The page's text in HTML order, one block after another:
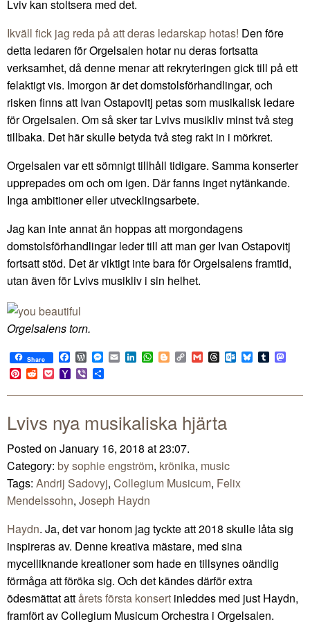
Lviv kan stoltsera med det.
Ikväll fick jag reda på att deras ledarskap hotas! Den före
detta ledaren för Orgelsalen hotar nu deras fortsatta
verksamhet, då denne menar att rekryteringen gick till på ett
felaktigt vis. Imorgon är det domstolsförhandlingar, och
risken finns att Ivan Ostapovitj petas som musikalisk ledare
för Orgelsalen. Om så sker tar Lvivs musikliv minst två steg
tillbaka. Det här skulle betyda två steg rakt in i mörkret.
Orgelsalen var ett sömnigt tillhåll tidigare. Samma konserter
upprepades om och om igen. Där fanns inget nytänkande.
Inga ambitioner eller utvecklingsarbete.
Jag kan inte annat än hoppas att morgondagens
domstolsförhandlingar leder till att man ger Ivan Ostapovitj
fortsatt stöd. Det är viktigt inte bara för Orgelsalens framtid,
utan även för Lvivs musikliv i sin helhet.
Orgelsalens torn.
Share Facebook
WordPress
Messenger
EmailLinkedIn
WhatsApp
BloggerCopy
Link
GmailThreadsOutlook.com
BlueskyTumblr
Pinterest
RedditPocketYahoo
Mail
Viber
Lvivs nya musikaliska hjärta
Posted on January 16, 2018 at 23:07.
Category: by sophie engström, krönika, music
Tags: Andrij Sadovyj, Collegium Musicum, Felix
Mendelssohn, Joseph Haydn
Haydn. Ja, det var honom jag tyckte att 2018 skulle låta sig
inspireras av. Denne kreativa mästare, med sina
mycelliknande kreationer som hade en tillsynes oändlig
förmåga att föröka sig. Och det kändes därför extra
ödesmättat attårets första konsert inleddes med just Haydn,
framfört av Collegium Musicum Orchestra i Orgelsalen.